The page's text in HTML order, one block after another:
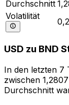
Durchschnitt
Volatilität
USD zu BND
In den letzten 7
zwischen
Durchschnitt